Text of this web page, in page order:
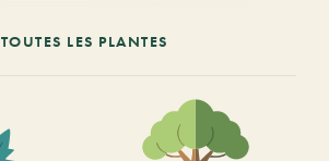
TOUTES LES PLANTES